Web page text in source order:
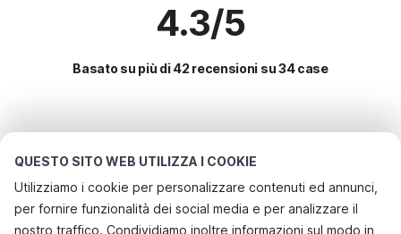
QUESTO SITO WEB UTILIZZA I COOKIE
Utilizziamo i cookie per personalizzare contenuti ed annunci,
per fornire funzionalità dei social media e per analizzare il
nostro traffico. Condividiamo inoltre informazioni sul modo in
4.3/5
Basato su più di 42 recensioni su 34 case
vacanze
Servizi più popolari per le vacanze in Berchtesgadener
land